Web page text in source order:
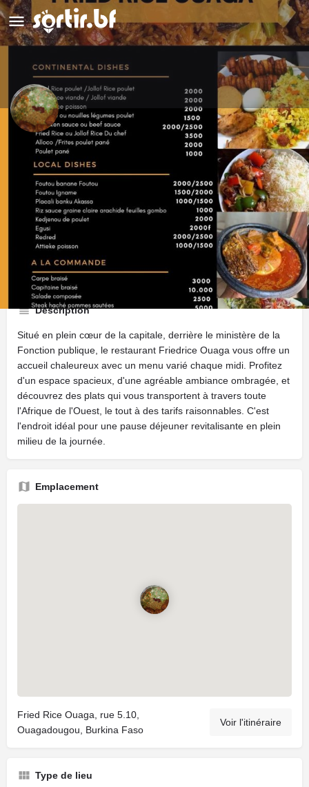
Friedrice Ouaga
Fourchette de prix
Détails Évènements
Y aller Ajouter aux favoris
Description
Situé en plein cœur de la capitale, derrière le ministère de la
Fonction publique, le restaurant Friedrice Ouaga vous offre un
accueil chaleureux avec un menu varié chaque midi. Profitez
d'un espace spacieux, d'une agréable ambiance ombragée, et
découvrez des plats qui vous transportent à travers toute
l'Afrique de l'Ouest, le tout à des tarifs raisonnables. C'est
l'endroit idéal pour une pause déjeuner revitalisante en plein
milieu de la journée.
Emplacement
Fried Rice Ouaga, rue 5.10,
Ouagadougou, Burkina Faso
Voir l'itinéraire
Type de lieu